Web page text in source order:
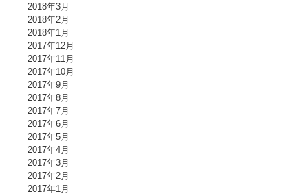
2018年3月
2018年2月
2018年1月
2017年12月
2017年11月
2017年10月
2017年9月
2017年8月
2017年7月
2017年6月
2017年5月
2017年4月
2017年3月
2017年2月
2017年1月